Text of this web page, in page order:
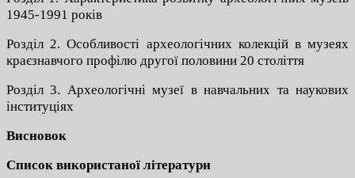
1945-1991 років
Розділ 2. Особливості археологічних колекцій в музеях
краєзнавчого профілю другої половини 20 століття
Розділ 3. Археологічні музеї в навчальних та наукових
інституціях
Висновок
Список використаної літератури